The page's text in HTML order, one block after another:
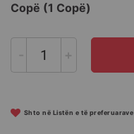
Copë (1 Copë)
- +
Shto në Listën e të preferuarave